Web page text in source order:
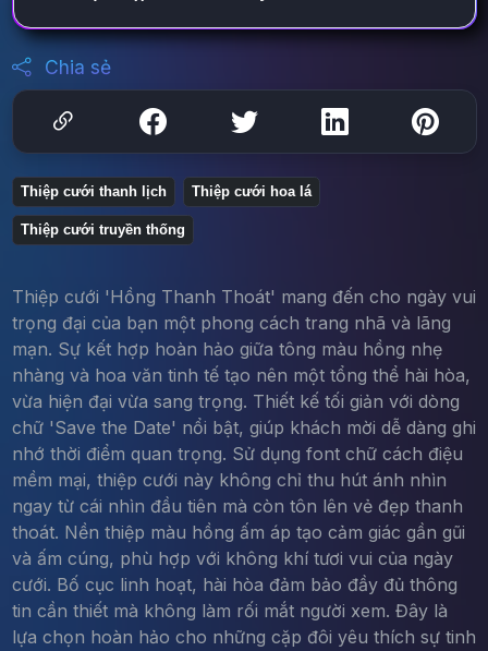
Chia sẻ
Thiệp cưới thanh lịch Thiệp cưới hoa lá
Thiệp cưới truyền thống
Thiệp cưới 'Hồng Thanh Thoát' mang đến cho ngày vui
trọng đại của bạn một phong cách trang nhã và lãng
mạn. Sự kết hợp hoàn hảo giữa tông màu hồng nhẹ
nhàng và hoa văn tinh tế tạo nên một tổng thể hài hòa,
vừa hiện đại vừa sang trọng. Thiết kế tối giản với dòng
chữ 'Save the Date' nổi bật, giúp khách mời dễ dàng ghi
nhớ thời điểm quan trọng. Sử dụng font chữ cách điệu
mềm mại, thiệp cưới này không chỉ thu hút ánh nhìn
ngay từ cái nhìn đầu tiên mà còn tôn lên vẻ đẹp thanh
thoát. Nền thiệp màu hồng ấm áp tạo cảm giác gần gũi
và ấm cúng, phù hợp với không khí tươi vui của ngày
cưới. Bố cục linh hoạt, hài hòa đảm bảo đầy đủ thông
tin cần thiết mà không làm rối mắt người xem. Đây là
lựa chọn hoàn hảo cho những cặp đôi yêu thích sự tinh